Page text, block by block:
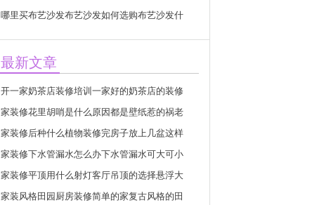
哪里买布艺沙发布艺沙发如何选购布艺沙发什
最新文章
开一家奶茶店装修培训一家好的奶茶店的装修
家装修花里胡哨是什么原因都是壁纸惹的祸老
家装修后种什么植物装修完房子放上几盆这样
家装修下水管漏水怎么办下水管漏水可大可小
家装修平顶用什么射灯客厅吊顶的选择悬浮大
家装风格田园厨房装修简单的家复古风格的田